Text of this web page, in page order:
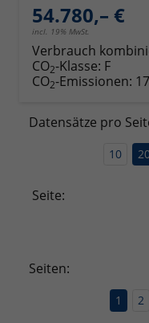
54.780,– €
incl. 19% MwSt.
Verbrauch
CO2-Klasse: F
CO2-Emissionen:
Datensätze pro
10
Seite:
Seiten:
1 2